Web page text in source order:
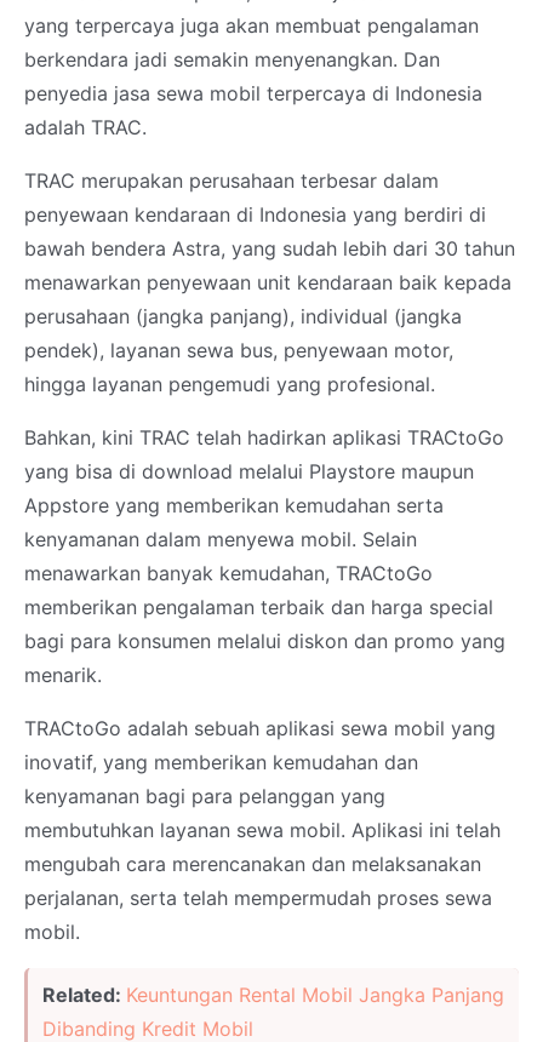
yang terpercaya juga akan membuat pengalaman
berkendara jadi semakin menyenangkan. Dan
penyedia jasa sewa mobil terpercaya di Indonesia
adalah TRAC.
TRAC merupakan perusahaan terbesar dalam
penyewaan kendaraan di Indonesia yang berdiri di
bawah bendera Astra, yang sudah lebih dari 30 tahun
menawarkan penyewaan unit kendaraan baik kepada
perusahaan (jangka panjang), individual (jangka
pendek), layanan sewa bus, penyewaan motor,
hingga layanan pengemudi yang profesional.
Bahkan, kini TRAC telah hadirkan aplikasi TRACtoGo
yang bisa di download melalui Playstore maupun
Appstore yang memberikan kemudahan serta
kenyamanan dalam menyewa mobil. Selain
menawarkan banyak kemudahan, TRACtoGo
memberikan pengalaman terbaik dan harga special
bagi para konsumen melalui diskon dan promo yang
menarik.
TRACtoGo adalah sebuah aplikasi sewa mobil yang
inovatif, yang memberikan kemudahan dan
kenyamanan bagi para pelanggan yang
membutuhkan layanan sewa mobil. Aplikasi ini telah
mengubah cara merencanakan dan melaksanakan
perjalanan, serta telah mempermudah proses sewa
mobil.
Related: Keuntungan Rental Mobil Jangka Panjang
Dibanding Kredit Mobil